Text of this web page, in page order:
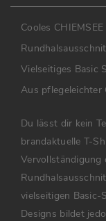
Cooles
Vielseitiges Basic
Aus pflegeleichter
Du lässt dir kein
brandaktuelle T-
Vervollständigung
vielseitigen Basic-
Designs bildet